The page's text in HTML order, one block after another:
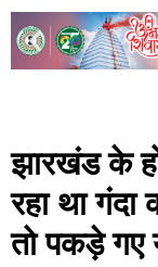
झारखंड के
रहा था गंदा
तो पकड़े